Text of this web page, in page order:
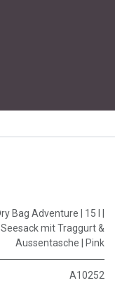
Bag Adventure | 15 l |
mit Traggurt &
Aussentasche | Pink
A10252